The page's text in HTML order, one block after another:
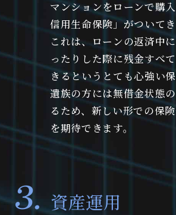
マンションをローンで購
信用生命保険」がついて
これは、ローンの返済中
ったりした際に残金すべ
きるというとても心強い保
遺族の方には無借金状態
るため、新しい形での保
を期待できます。
資産運用